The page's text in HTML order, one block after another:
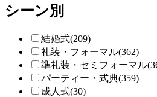
シーン別
結婚式(209)
礼装・フォーマル(362)
準礼装・セミフォーマル
パーティー・式典(359)
成人式(30)